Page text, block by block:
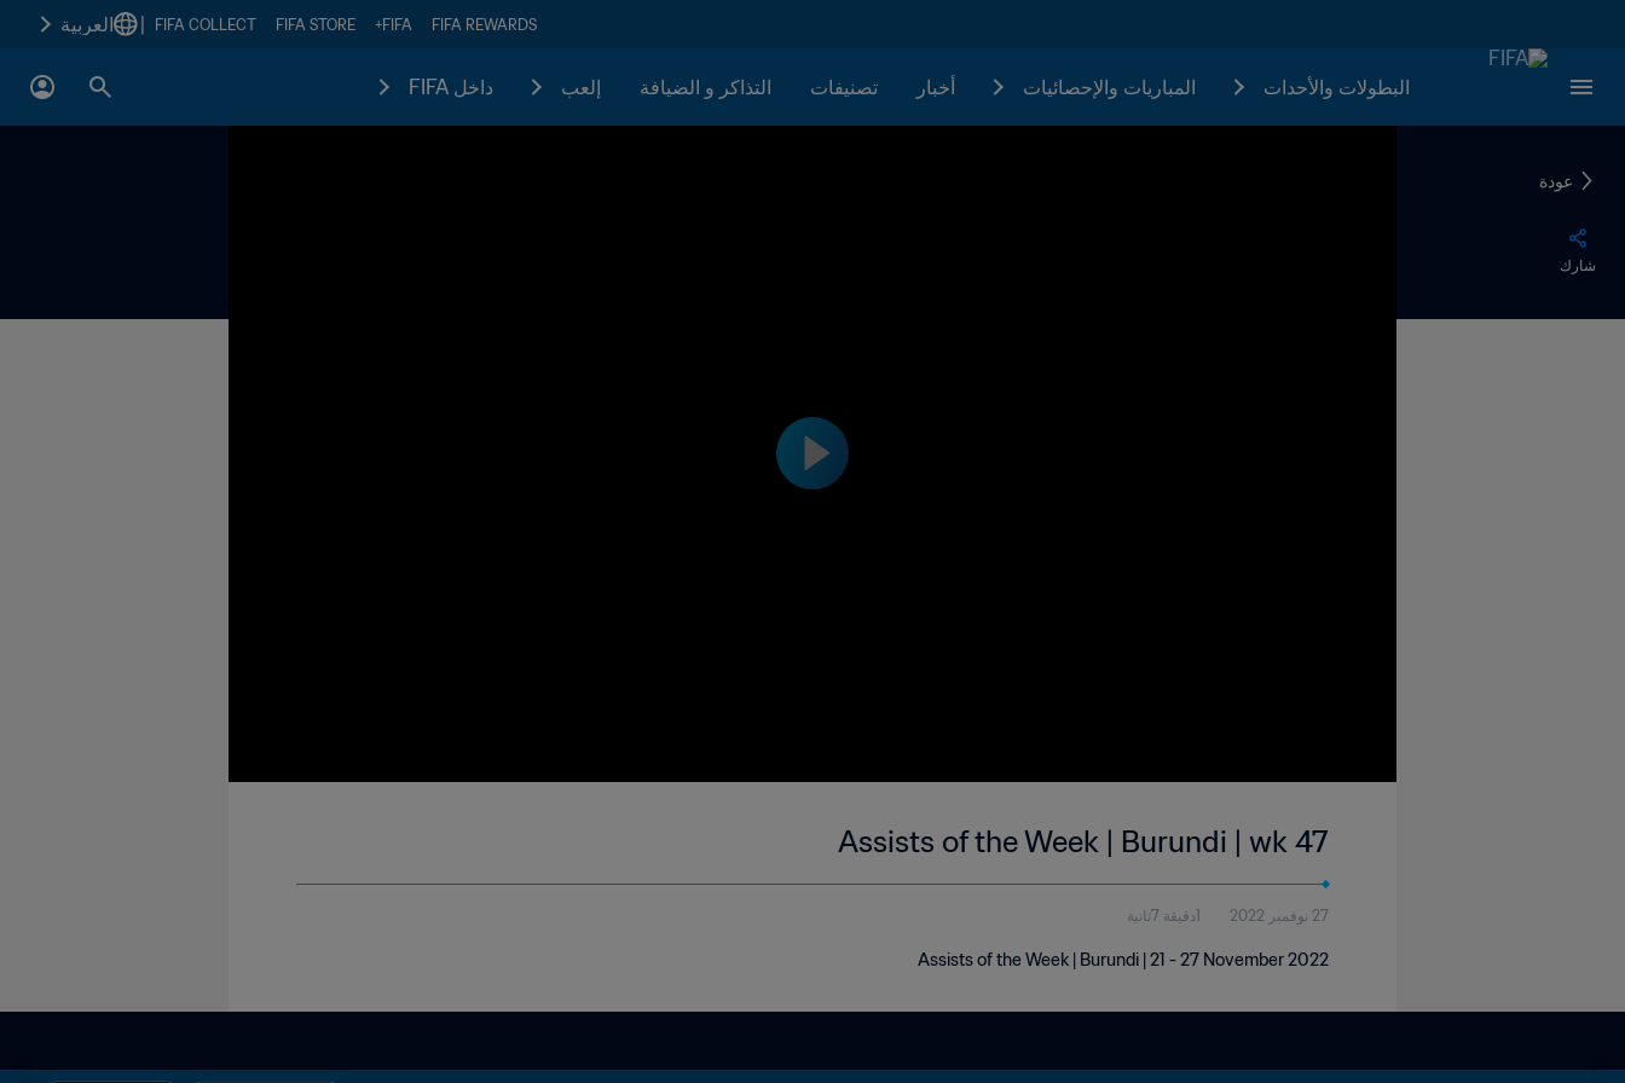
FIFA REWARDS
FIFA+
FIFA STORE
FIFA COLLECT العربية
البطولات والأحدات المباريات والإحصائيات أخبار تصنيفات التذاكر و الضيافة إلعب داخل FIFA
عودة
شارك
Assists of the Week | Burundi | wk 47
27 نوفمبر 2022 1دقيقة 7ثانية
Assists of the Week | Burundi | 21 - 27 November 2022